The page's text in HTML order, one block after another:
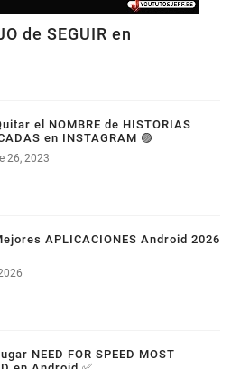
de SEGUIR en
el NOMBRE de HISTORIAS
en INSTAGRAM 🟣
26, 2023
APLICACIONES Android 2026
NEED FOR SPEED MOST